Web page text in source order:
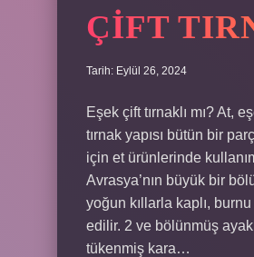
ÇIFT
Tarih: Eylül 26, 2024
Eşek çift tırnaklı mı? At,
tırnak yapısı bütün bir
için et ürünlerinde
Avrasya’nın büyük bir
yoğun kıllarla kaplı,
edilir. 2 ve bölünmüş
tükenmiş kara…